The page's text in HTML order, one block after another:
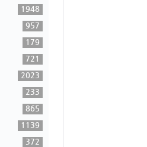
1948
957
179
721
2023
233
865
1139
372